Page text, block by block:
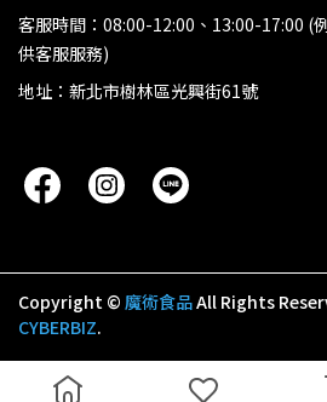
客服時間：08:00-12:00、13:00-17:00 (
供客服服務)
地址：新北市樹林區光興街61號
Copyright © 魔術食品All Rights
CYBERBIZ.